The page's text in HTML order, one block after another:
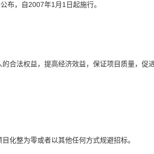
，自2007年1月1日起施行。
法权益，提高经济效益，保证项目质量，促
化整为零或者以其他任何方式规避招标。